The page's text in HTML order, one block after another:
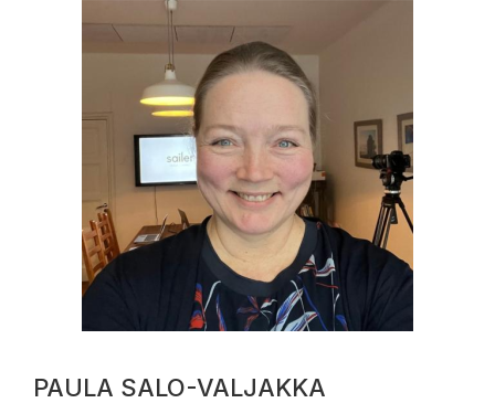
PAULA SALO-VALJAKKA